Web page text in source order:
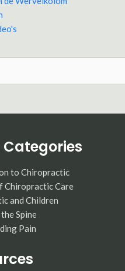
Categories
to Chiropractic
Chiropractic Care
and Children
Spine
Pain